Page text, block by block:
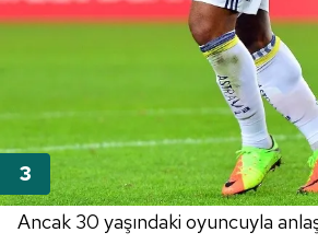
Ancak 30 yaşındaki oyuncuyla